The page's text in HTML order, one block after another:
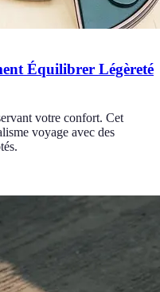
Équilibrer Légèreté
votre confort. Cet
voyage avec des